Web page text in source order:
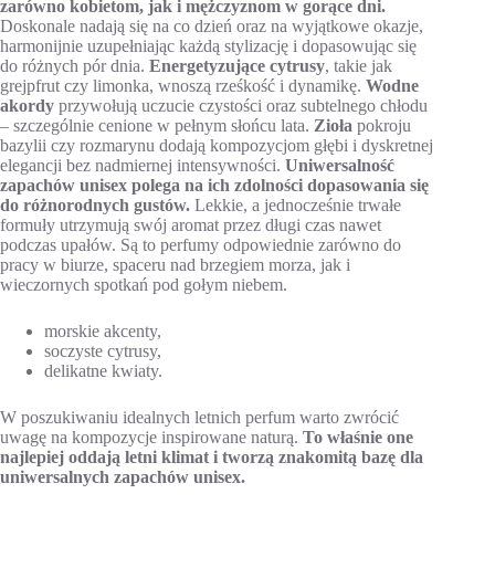
zarówno kobietom, jak i mężczyznom w gorące dni.
Doskonale nadają się na co dzień oraz na wyjątkowe okazje,
harmonijnie uzupełniając każdą stylizację i dopasowując się
do różnych pór dnia. Energetyzujące cytrusy, takie jak
grejpfrut czy limonka, wnoszą rześkość i dynamikę. Wodne
akordy przywołują uczucie czystości oraz subtelnego chłodu
– szczególnie cenione w pełnym słońcu lata. Zioła pokroju
bazylii czy rozmarynu dodają kompozycjom głębi i dyskretnej
elegancji bez nadmiernej intensywności. Uniwersalność
zapachów unisex polega na ich zdolności dopasowania się
do różnorodnych gustów. Lekkie, a jednocześnie trwałe
formuły utrzymują swój aromat przez długi czas nawet
podczas upałów. Są to perfumy odpowiednie zarówno do
pracy w biurze, spaceru nad brzegiem morza, jak i
wieczornych spotkań pod gołym niebem.
morskie akcenty,
soczyste cytrusy,
delikatne kwiaty.
W poszukiwaniu idealnych letnich perfum warto zwrócić
uwagę na kompozycje inspirowane naturą. To właśnie one
najlepiej oddają letni klimat i tworzą znakomitą bazę dla
uniwersalnych zapachów unisex.